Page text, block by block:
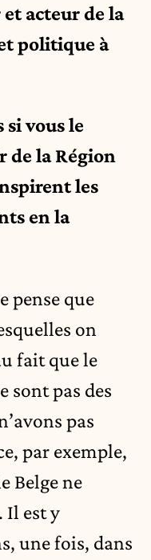
acteur de la
politique à
si vous le
de la Région
les
en la
pense que
on
fait que le
sont pas des
pas
par exemple,
Belge ne
Il est y
une fois, dans